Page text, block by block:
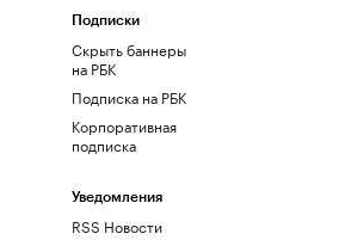
Подписки
Скрыть баннеры
на РБК
Подписка на РБК
Корпоративная
подписка
Уведомления
RSS Новости